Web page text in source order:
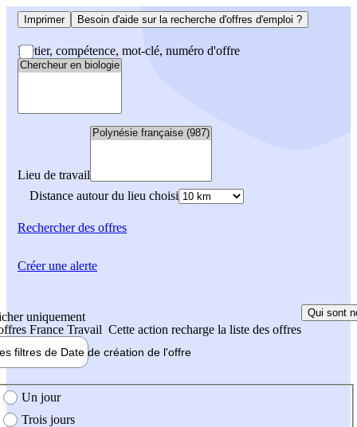
Imprimer Besoin d'aide sur la recherche d'offres d'emploi ?
Métier, compétence, mot-clé, numéro d'offre
Lieu de travail
Distance autour du lieu choisi
Rechercherdes offres
uniquement
France Travail Cette action recharge la liste des offres
Qui sont
filtres de Date de création de l'offre
création de l'offre
Un jour
Trois jours
Créer une alerte